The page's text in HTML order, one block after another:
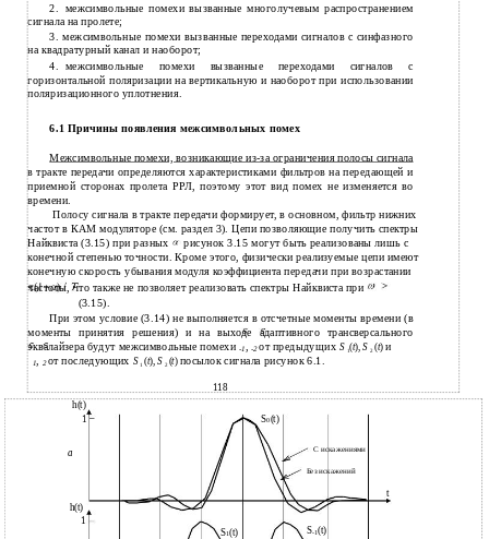
2.
межсимвольные помехи вызванные многолучевым распространением
сигнала на пролете;
3. межсимвольные помехи вызванные переходами сигналов с синфазного
на квадратурный канал и наоборот;
4.
межсимвольные помехи вызванные переходами сигналов с
горизонтальной поляризации на вертикальную и наоборот при использовании
поляризационного уплотнения.
6.1 Причины появления межсимвольных помех
Межсимвольные помехи, возникающиеиз-за ограничения полосы сигнала
в тракте передачи определяются характеристиками фильтров на передающей и
приемной сторонах пролета РРЛ, поэтому этот вид помех не изменяется во
времени.
Полосу сигнала в тракте передачи формирует, в основном, фильтр нижних
частот в КАМ модуляторе (см. раздел 3). Цепи позволяющие получить спектры
Найквиста (3.15) при разных
рисунок 3.15 могут быть реализованы лишь с
конечной степенью точности. Кроме этого, физически реализуемые цепи имеют
конечную скорость убывания модуля коэффициента передачи при возрастании
частоты, что также не позволяет реализовать спектры Найквиста при
(3.15).
При этом условие (3.14) не выполняется в отсчетные моменты времени (в
моменты принятия решения) и на выходе адаптивного трансверсального
эквалайзера будут межсимвольные помехи-1, -2 от предыдущих S 1(t),S 2(t) и
1, 2от последующих S1(t),S 2(t) посылок сигнала рисунок 6.1.
118
h(t)
1
а
h(t)
1
S1(t)
S0(t)
С искажениями
Без искажений
t
S-1(t)